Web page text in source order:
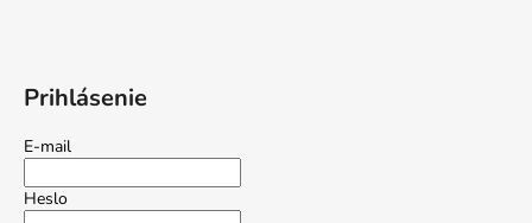
Prihlásenie
E-mail
Heslo